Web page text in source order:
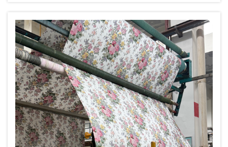
estabilizar con éxito sus negocios y garantizar la
calidad de sus produc...